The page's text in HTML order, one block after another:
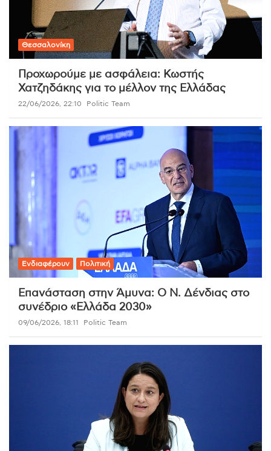
Θεσσαλονίκη
Προχωρούμε με ασφάλεια: Κωστής
Χατζηδάκης για το μέλλον της Ελλάδας
22/06/2026, 22:10 Politic Team
Ενδιαφέρουν Πολιτική
Επανάσταση στην Άμυνα: Ο Ν. Δένδιας στο
συνέδριο «Ελλάδα 2030»
09/06/2026, 18:11 Politic Team